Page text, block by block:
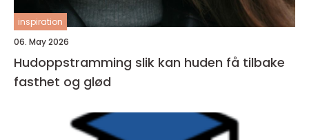
inspiration
06. May 2026
Hudoppstramming slik kan huden få tilbake
fasthet og glød